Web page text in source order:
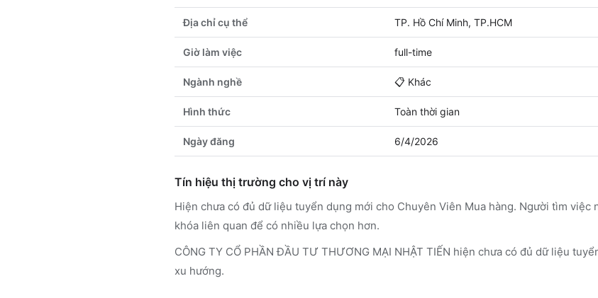
Địa chỉ cụ thể TP. Hồ Chí Minh, TP.HCM
Giờ làm việc full-time
Ngành nghề 📋 Khác
Hình thức Toàn thời gian
Ngày đăng 6/4/2026
Tín hiệu thị trường cho vị trí này
Hiện chưa có đủ dữ liệu tuyển dụng mới cho Chuyên Viên Mua hàng. Người tìm việc
khóa liên quan để có nhiều lựa chọn hơn.
CÔNG TY CỔ PHẦN ĐẦU TƯ THƯƠNG MẠI NHẬT TIẾN hiện chưa có đủ dữ liệu
xu hướng.